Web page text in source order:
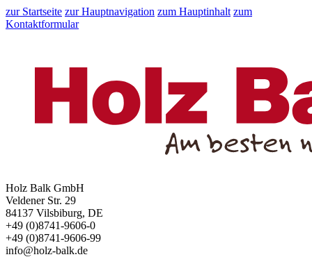
zur Startseite zur Hauptnavigation zum Hauptinhalt zum
Kontaktformular
Holz Balk GmbH
Veldener Str. 29
84137 Vilsbiburg, DE
+49 (0)8741-9606-0
+49 (0)8741-9606-99
info@holz-balk.de